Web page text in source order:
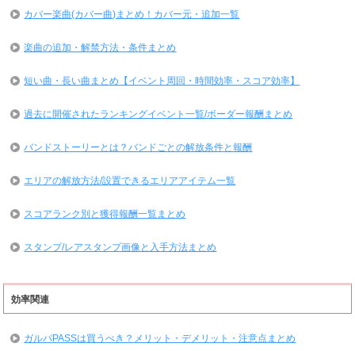
カバー楽曲(カバー曲)まとめ！カバー元・追加一覧
楽曲の追加・解禁方法・条件まとめ
短い曲・長い曲まとめ【イベント周回・時間効率・スコア効率】
過去に開催されたランキングイベント一覧/ボーダー報酬まとめ
バンドストーリーとは？バンドごとの解放条件と報酬
エリアの解放方法/設置できるエリアアイテム一覧
スコアランク別と獲得報酬一覧まとめ
スタンプ/レアスタンプ画像と入手方法まとめ
効率関連
ガルパPASSは買うべき？メリット・デメリット・注意点まとめ